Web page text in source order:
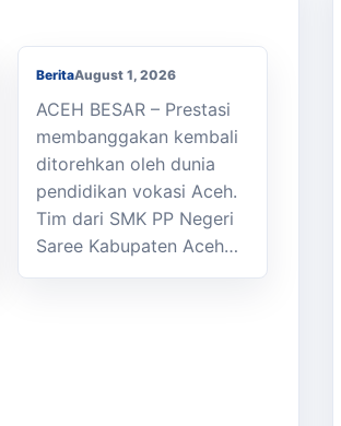
BeritaAugust 1, 2026
ACEH BESAR – Prestasi
membanggakan kembali
ditorehkan oleh dunia
pendidikan vokasi Aceh.
Tim dari SMK PP Negeri
Saree Kabupaten Aceh…